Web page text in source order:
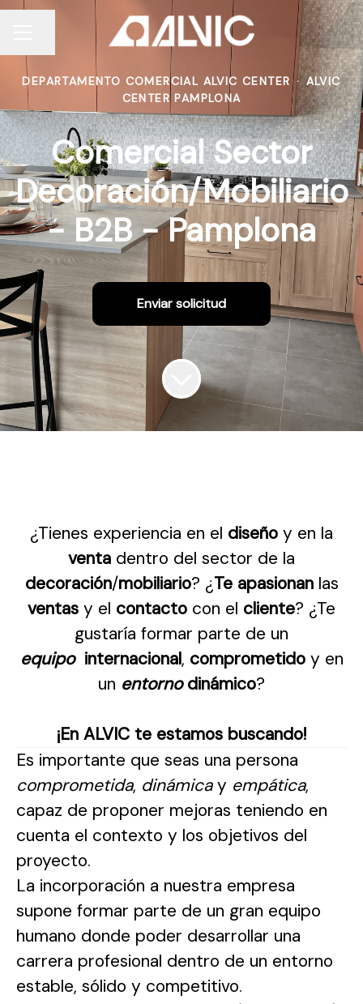
MENÚ DE EMPLEO
Compartir página
DEPARTAMENTO COMERCIAL ALVIC CENTER · ALVIC
CENTER PAMPLONA
Comercial Sector
Decoración/Mobiliario
- B2B - Pamplona
Enviar solicitud
¿Tienes experiencia en el diseño y en la
venta dentro del sector de la
decoración/mobiliario? ¿Te apasionanlas
ventas y el contacto con el cliente? ¿Te
gustaría formar parte de un
equipo internacional, comprometido y en
un entornodinámico?
¡En ALVIC te estamos buscando!
Es importante que seas una persona
comprometida, dinámicay empática,
capaz de proponer mejoras teniendo en
cuenta el contexto y los objetivos del
proyecto.
La incorporación a nuestra empresa
supone formar parte de un gran equipo
humano donde poder desarrollar una
carrera profesional dentro de un entorno
estable, sólido y competitivo.